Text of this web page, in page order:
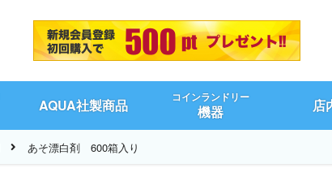
AQUA社製商品 コインランドリー
機器 店
あそ漂白剤 600箱入り